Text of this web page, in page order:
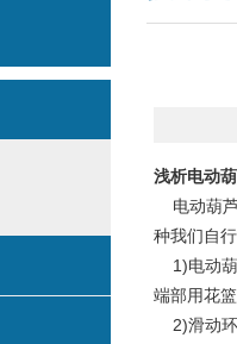
浅析电动
电动葫芦
种我们自
1)电动葫
端部用花
2)滑动环